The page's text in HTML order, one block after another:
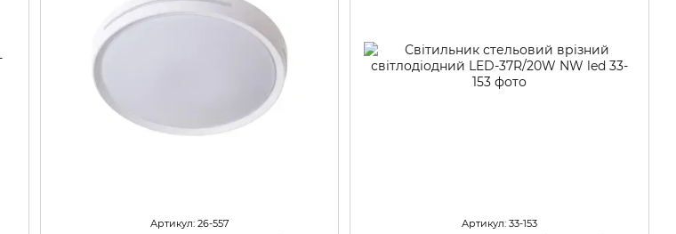
Артикул: 26-557 Артикул: 33-153